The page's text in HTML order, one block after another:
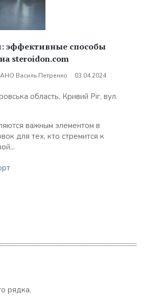
эффективные способы
steroidon.com
Василь Петренко
03.04.2024
область, Кривий Ріг, вул.
важным элементом в
для тех, кто стремится к
рядка.